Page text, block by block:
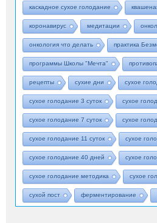
каскадное сухое голодание
коронавирус медитации
онкология что делать практика
программы Школы "Мечта"
рецепты сухие дни сухое
сухое голодание 3 суток сухое
сухое голодание 7 суток сухое
сухое голодание 11 суток сухое
сухое голодание 40 дней сухое
сухое голодание методика сухое
сухой пост ферментирование